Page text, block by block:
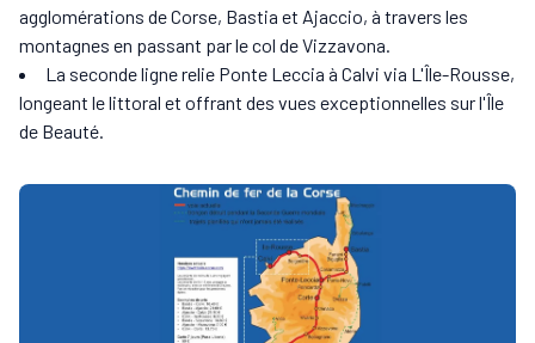
agglomérations de Corse, Bastia et Ajaccio, à travers les
montagnes en passant par le col de Vizzavona.
La seconde ligne relie Ponte Leccia à Calvi via L'Île-Rousse,
longeant le littoral et offrant des vues exceptionnelles sur l'Île
de Beauté.